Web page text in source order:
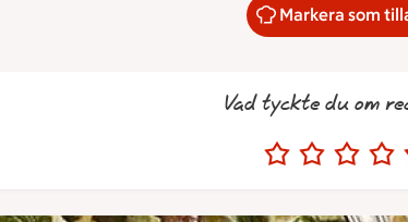
Markera som
Vad tyckte du om